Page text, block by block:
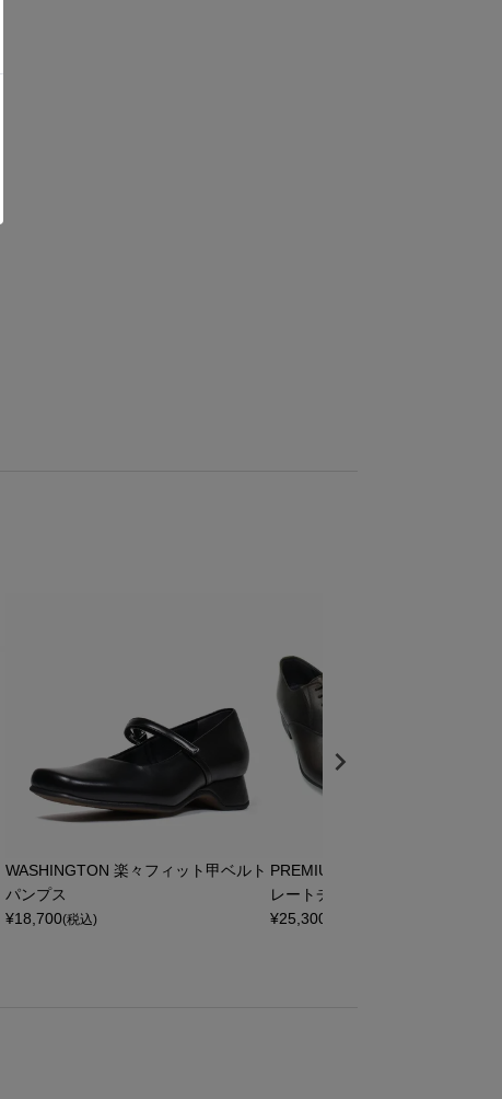
WASHINGTON 楽々フィット甲ベルト
パンプス
¥18,700(税込)
PREMIUM WASHINGTON 高機
レートチップ
¥25,300